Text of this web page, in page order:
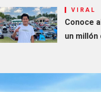
VIRAL
Conoce
un